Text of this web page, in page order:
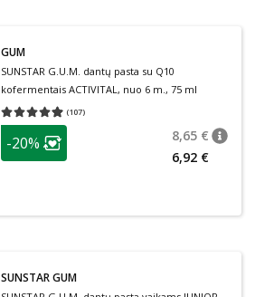
GUM
SUNSTAR G.U.M. dantų pasta su Q10
kofermentais ACTIVITAL, nuo 6 m., 75 ml
(107)
Vidutinis įvertinimas 4.93
patarimas
Lojalumo klubo narių nuolaida
-20% 8,65 €
6,92 €
SUNSTAR GUM